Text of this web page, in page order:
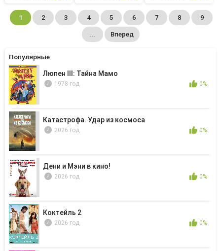
Популярные
Люпен III: Тайна Мамо
1978 год 0%
Катастрофа. Удар из космоса
2026 год 0%
Дени и Мэни в кино!
2026 год 0%
Коктейль 2
2026 год 0%
1 2 3 4 5 6 7 8 9
... Вперед